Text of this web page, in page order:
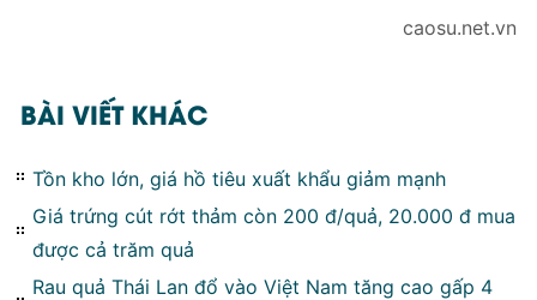
caosu.net.vn
BÀI VIẾT KHÁC
Tồn kho lớn, giá hồ tiêu xuất khẩu giảm mạnh
Giá trứng cút rớt thảm còn 200 đ/quả, 20.000 đ mua
được cả trăm quả
Rau quả Thái Lan đổ vào Việt Nam tăng cao gấp 4